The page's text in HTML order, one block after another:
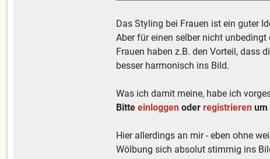
Das Styling bei Frauen ist ein guter
Aber für einen selber nicht unbedingt
Frauen haben z.B. den Vorteil, dass
besser harmonisch ins Bild.
Was ich damit meine, habe ich
Bitteeinloggen oderregistrieren um
Hier allerdings an mir - eben ohne
Wölbung sich absolut stimmig ins